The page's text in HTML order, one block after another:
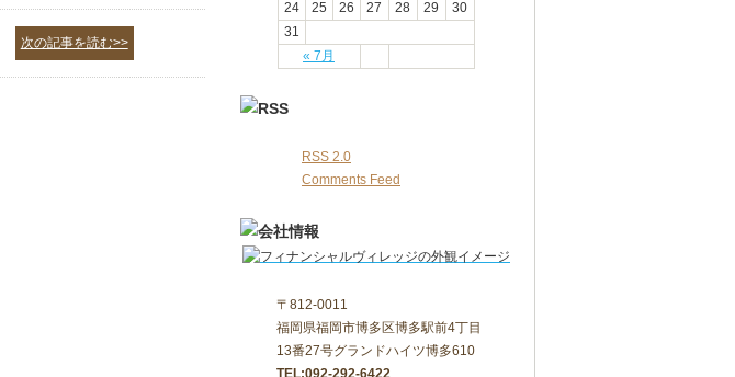
« 7月
24
25 26 27 28 29
30
31
RSS 2.0
Comments Feed
〒812-0011
福岡県福岡市博多区博多駅前4丁目
13番27号グランドハイツ博多610
TEL:092-292-6422
次の記事を読む>>